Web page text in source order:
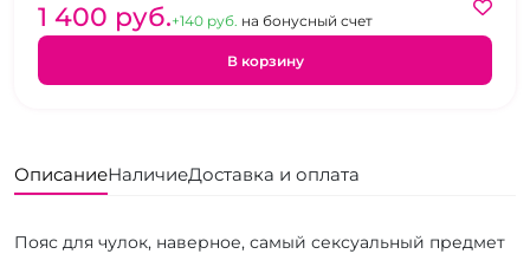
1 400 pуб.+140 pуб. на бонусный счет
В корзину
ОписаниеНаличиеДоставка и оплата
Пояс для чулок, наверное, самый сексуальный предмет